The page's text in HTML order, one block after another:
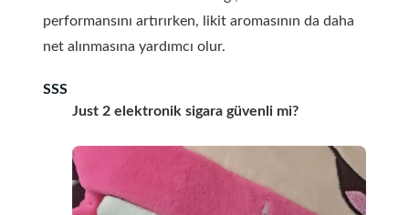
performansını artırırken, likit aromasının da daha
net alınmasına yardımcı olur.
SSS
Just 2 elektronik sigara güvenli mi?